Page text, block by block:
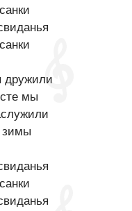
дружили
мы
зимы